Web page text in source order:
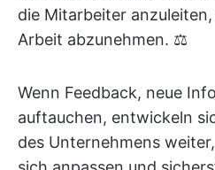
die Mitarbeiter
Arbeit abzunehmen. ⚖️
Wenn Feedback, neue
auftauchen, entwickeln
des Unternehmens